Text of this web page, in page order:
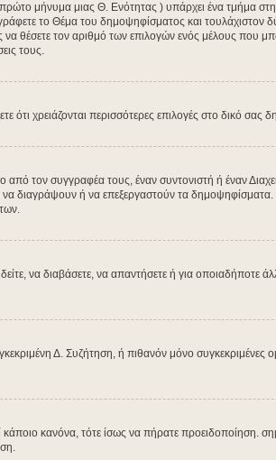
μήνυμα μιας Θ. Ενότητας ) υπάρχει ένα τμήμα
το Θέμα του δημοψηφίσματος και
θέσετε τον αριθμό των επιλογών ενός μέλους που
τους.
ότι χρειάζονται περισσότερες επιλογές στο δικό
συγγραφέα τους, έναν συντονιστή ή έναν
διαγράψουν ή να επεξεργαστούν τα
να διαβάσετε, να απαντήσετε ή για οποιαδήποτε
Δ. Συζήτηση, ή πιθανόν μόνο
κάποιο κανόνα, τότε ίσως να πήρατε προειδοποίηση.